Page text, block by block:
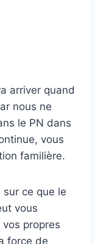
arriver quand
nous ne
le PN dans
vous
familière.
ce que le
vous
propres
force de